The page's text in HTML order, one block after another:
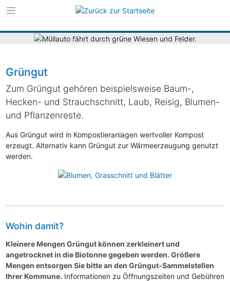
Zur Navigation
Zum Inhalt
Grüngut
Zum Grüngut gehören beispielsweise Baum-,
Hecken- und Strauchschnitt, Laub, Reisig, Blumen-
und Pflanzenreste.
Aus Grüngut wird in Kompostieranlagen wertvoller Kompost
erzeugt. Alternativ kann Grüngut zur Wärmeerzeugung genutzt
werden.
Wohin damit?
Kleinere Mengen Grüngut können zerkleinert und
angetrocknet in die Biotonne gegeben werden. Größere
Mengen entsorgen Sie bitte an den Grüngut-Sammelstellen
Ihrer Kommune. Informationen zu Öffnungszeiten und Gebühren